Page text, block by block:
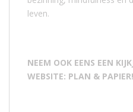
leven.
NEEM OOK EENS EEN
WEBSITE: PLAN & PAPIER!